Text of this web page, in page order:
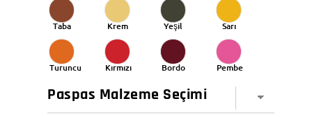
Taba Krem Yeşil Sarı
Turuncu Kırmızı Bordo Pembe